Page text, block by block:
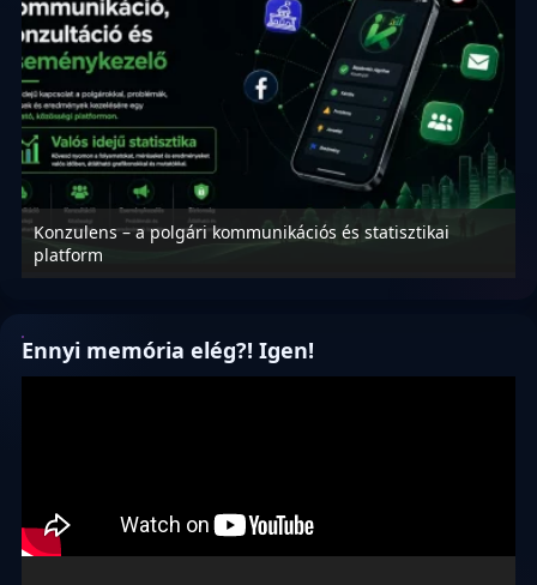
Konzulens – a polgári kommunikációs és statisztikai
platform
Ennyi memória elég?! Igen!